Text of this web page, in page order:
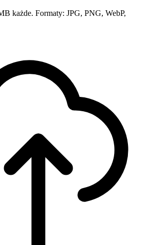
każde. Formaty: JPG, PNG, WebP,